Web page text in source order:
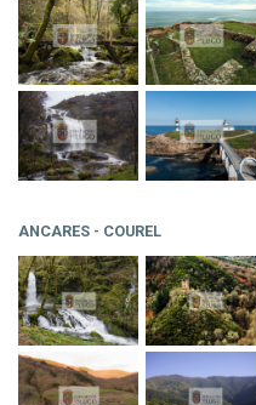
ANCARES - COUREL